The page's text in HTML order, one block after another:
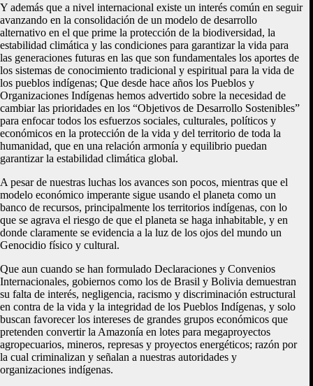
Y además que a nivel internacional existe un interés común en seguir
avanzando en la consolidación de un modelo de desarrollo
alternativo en el que prime la protección de la biodiversidad, la
estabilidad climática y las condiciones para garantizar la vida para
las generaciones futuras en las que son fundamentales los aportes de
los sistemas de conocimiento tradicional y espiritual para la vida de
los pueblos indígenas; Que desde hace años los Pueblos y
Organizaciones Indígenas hemos advertido sobre la necesidad de
cambiar las prioridades en los “Objetivos de Desarrollo Sostenibles”
para enfocar todos los esfuerzos sociales, culturales, políticos y
económicos en la protección de la vida y del territorio de toda la
humanidad, que en una relación armonía y equilibrio puedan
garantizar la estabilidad climática global.
A pesar de nuestras luchas los avances son pocos, mientras que el
modelo económico imperante sigue usando el planeta como un
banco de recursos, principalmente los territorios indígenas, con lo
que se agrava el riesgo de que el planeta se haga inhabitable, y en
donde claramente se evidencia a la luz de los ojos del mundo un
Genocidio físico y cultural.
Que aun cuando se han formulado Declaraciones y Convenios
Internacionales, gobiernos como los de Brasil y Bolivia demuestran
su falta de interés, negligencia, racismo y discriminación estructural
en contra de la vida y la integridad de los Pueblos Indígenas, y solo
buscan favorecer los intereses de grandes grupos económicos que
pretenden convertir la Amazonía en lotes para megaproyectos
agropecuarios, mineros, represas y proyectos energéticos; razón por
la cual criminalizan y señalan a nuestras autoridades y
organizaciones indígenas.